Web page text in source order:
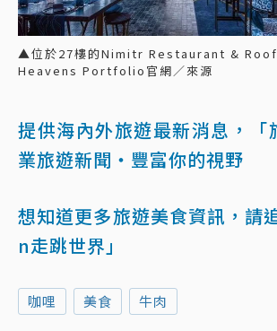
▲位於27樓的Nimitr Restaurant &
Heavens Portfolio官網／來源
提供海內外旅遊最新消息，「
業旅遊新聞‧豐富你的視野
想知道更多旅遊美食資訊，請
n走跳世界」
咖哩 美食 牛肉